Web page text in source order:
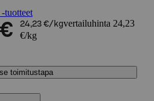
tuotteet
24,23 €/kgvertailuhinta 24,23
€/kg
toimitustapa